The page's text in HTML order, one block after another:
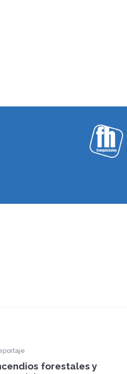
forestales y